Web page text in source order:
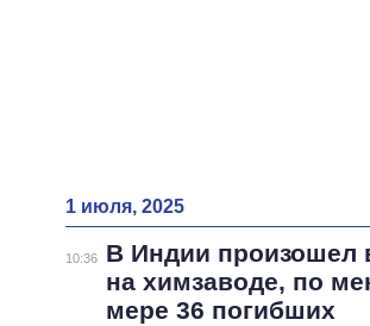
1 июля, 2025
10:36
В Индии произошел
на химзаводе, по
мере 36 погибших